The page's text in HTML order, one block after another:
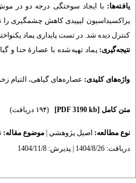
یافته‌ها:
پراکسیداسیون لیپیدی کاهش چشمگیری را
کنترل دیده شد. در تست پایداری پماد
نتیجه‌گیری: پماد تهیه‌شده با عصارۀ حنا و
واژه‌های کلیدی: عصاره‌‌های گیاهی، التیام
متن کامل [PDF 3190 kb] (۱۹۴ دریافت)
نوع مطالعه: اصيل پژوهشي موضوع مقاله:
دریافت: 1404/8/26 | پذیرش: 1404/11/8